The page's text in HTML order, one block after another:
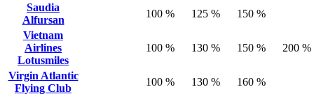
Saudia
Alfursan
100 % 125 %
150 %
Vietnam
Airlines
Lotusmiles
100 % 130 % 150 % 200 %
Virgin Atlantic
Flying Club
100 % 130 %
160 %